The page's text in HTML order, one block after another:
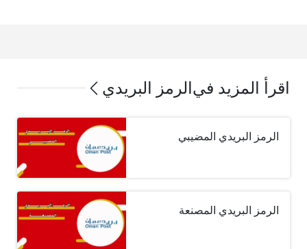
اقرأ المزيد في الرمز البريدي
الرمز البريدي المضيبي
الرمز البريدي المصنعة